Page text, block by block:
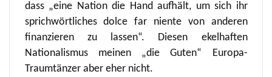
dass „eine Nation die Hand aufhält, um sich ihr
sprichwörtliches dolce far niente von anderen
finanzieren zu lassen“. Diesen ekelhaften
Nationalismus meinen „die Guten“ Europa-
Traumtänzer aber eher nicht.